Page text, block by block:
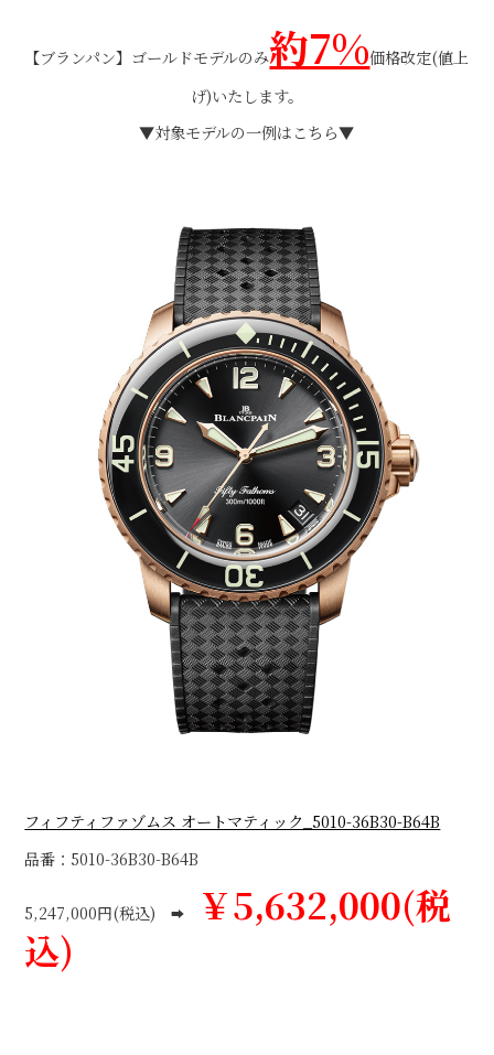
【ブランパン】ゴールドモデルのみ約7%価格改定(値上
げ)いたします。
▼対象モデルの一例はこちら▼
フィフティファゾムス オートマティック_5010-36B30-B64B
品番：5010-36B30-B64B
5,247,000円(税込)➡
￥5,632,000(税
込)